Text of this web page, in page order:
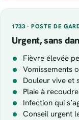
1733 · POSTE DE
Urgent, sans
Fièvre élevée
Vomissements
Douleur vive et
Plaie à
Infection qui
Conseil urgent